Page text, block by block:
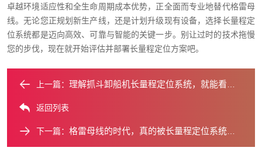
卓越环境适应性和全生命周期成本优势，正全面而专业地替代格雷母
线。无论您正规划新生产线，还是计划升级现有设备，选择长量程定
位系统都是迈向高效、可靠与智能的关键一步。别让过时的技术拖慢
您的步伐，现在就开始评估并部署长量程定位方案吧。
上一篇： 理解抓斗卸船机长量程定位系统，就能看懂现代港口科技吗？
返回列表
下一篇： 格雷母线的时代，真的被长量程定位系统终结了吗？